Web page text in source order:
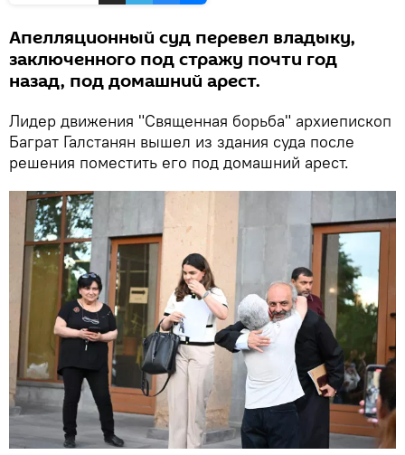
Апелляционный суд перевел владыку,
заключенного под стражу почти год
назад, под домашний арест.
Лидер движения "Священная борьба" архиепископ
Баграт Галстанян вышел из здания суда после
решения поместить его под домашний арест.